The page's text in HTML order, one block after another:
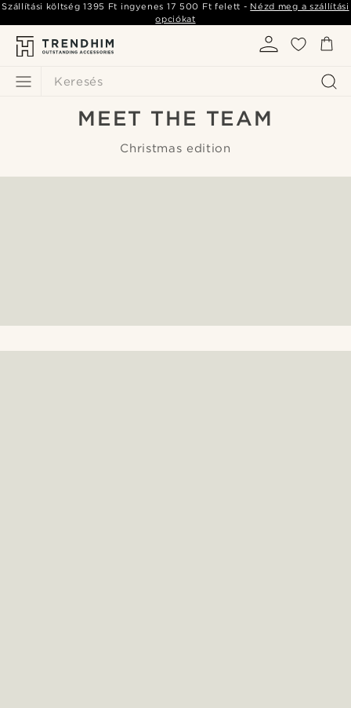
Keresés
Szállítási költség1395 Ft ingyenes 17 500 Ft felett - Nézd meg a szállítási
opciókat
MEET THE TEAM
Christmas edition